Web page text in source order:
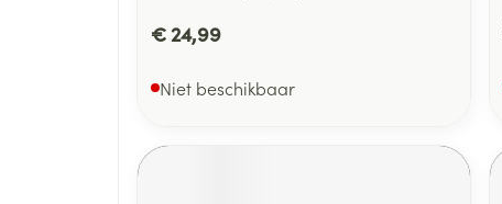
€ 24,99
Niet beschikbaar